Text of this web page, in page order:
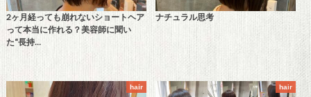
2ヶ月経っても崩れないショートヘア
って本当に作れる？美容師に聞い
た“長持…
ナチュラル思考
hair hair